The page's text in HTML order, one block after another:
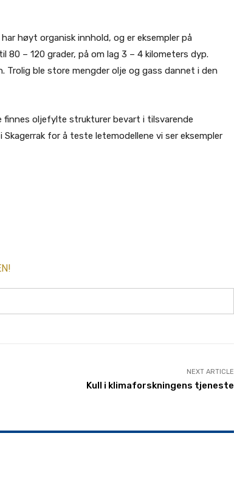
høyt organisk innhold, og er eksempler på
80 – 120 grader, på om lag 3 – 4 kilometers dyp.
Trolig ble store mengder olje og gass dannet i den
finnes oljefylte strukturer bevart i tilsvarende
for å teste letemodellene vi ser eksempler
NEXT ARTICLE
Kull i klimaforskningens tjeneste